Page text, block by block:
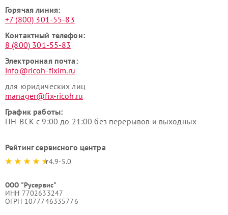
Горячая линия:
+7 (800) 301-55-83
Контактный телефон:
8 (800) 301-55-83
Электронная почта:
info@ricoh-fixim.ru
для юридических лиц
manager@fix-ricoh.ru
График работы:
ПН-ВСК с 9:00 до 21:00 без перерывов и выходных
Рейтинг сервисного центра
4.9-5.0
ООО "Русервис"
ИНН 7702633247
ОГРН 1077746335776